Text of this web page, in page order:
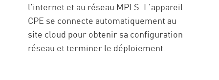
l'internet et au réseau MPLS. L'appareil
CPE se connecte automatiquement au
site cloud pour obtenir sa configuration
réseau et terminer le déploiement.